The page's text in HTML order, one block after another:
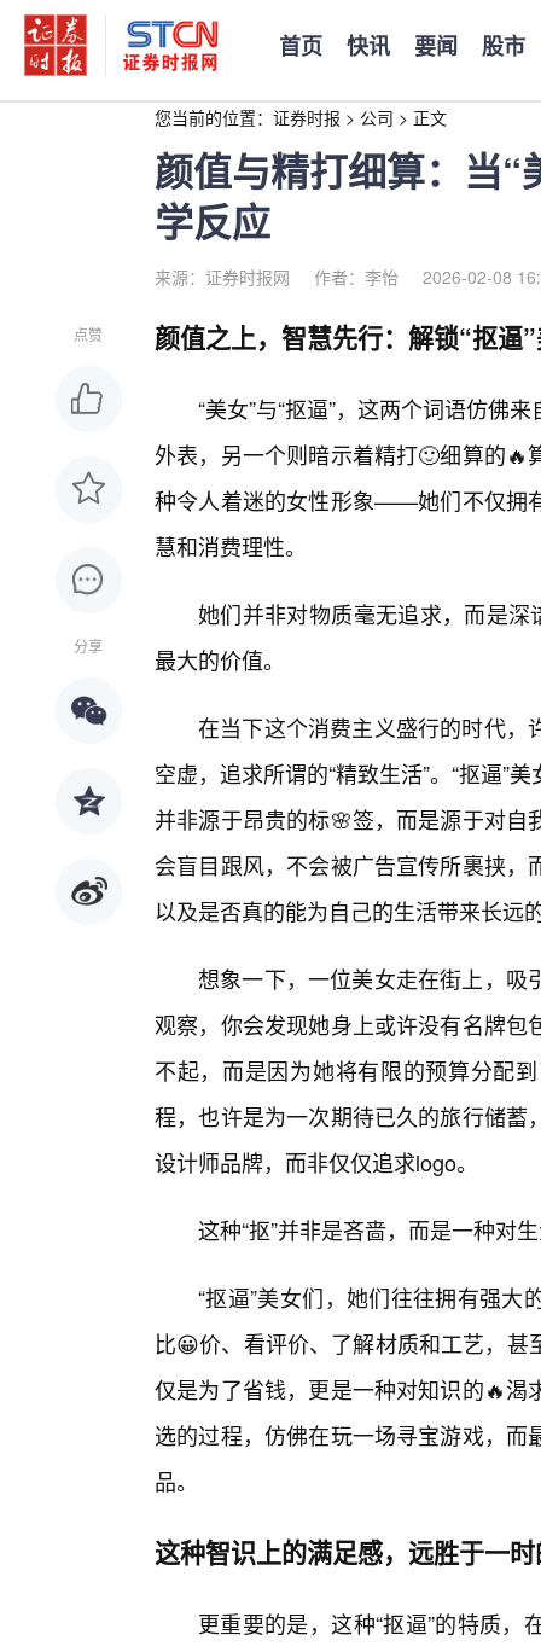
首页 快讯 要闻 股市
您当前的位置： 证券时报 > 公司 > 正文
颜值与精打细算：当“
学反应
来源：证券时报网 作者：李怡 2026-02-08
点赞
分享
颜值之上，智慧先行：解锁“抠逼
“美女”与“抠逼”，这两个词语仿佛
外表，另一个则暗示着精打🙂细算的
种令人着迷的女性形象——她们不仅拥
慧和消费理性。
她们并非对物质毫无追求，而是深
最大的价值。
在当下这个消费主义盛行的时代，
空虚，追求所谓的“精致生活”。“抠逼”
并非源于昂贵的标🌸签，而是源于对
会盲目跟风，不会被广告宣传所裹挟
以及是否真的能为自己的生活带来长远
想象一下，一位美女走在街上，吸
观察，你会发现她身上或许没有名牌
不起，而是因为她将有限的预算分配
程，也许是为一次期待已久的旅行储
设计师品牌，而非仅仅追求logo。
这种“抠”并非是吝啬，而是一种对
“抠逼”美女们，她们往往拥有强
比😀价、看评价、了解材质和工艺，
仅是为了省钱，更是一种对知识的🔥
选的过程，仿佛在玩一场寻宝游戏，
品。
这种智识上的满足感，远胜于一
更重要的是，这种“抠逼”的特质